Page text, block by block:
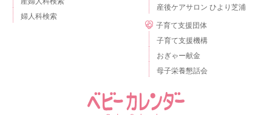
婦人科検索
産後ケアサロン ひより芝浦
子育て支援団体
子育て支援機構
おぎゃー献金
母子栄養懇話会